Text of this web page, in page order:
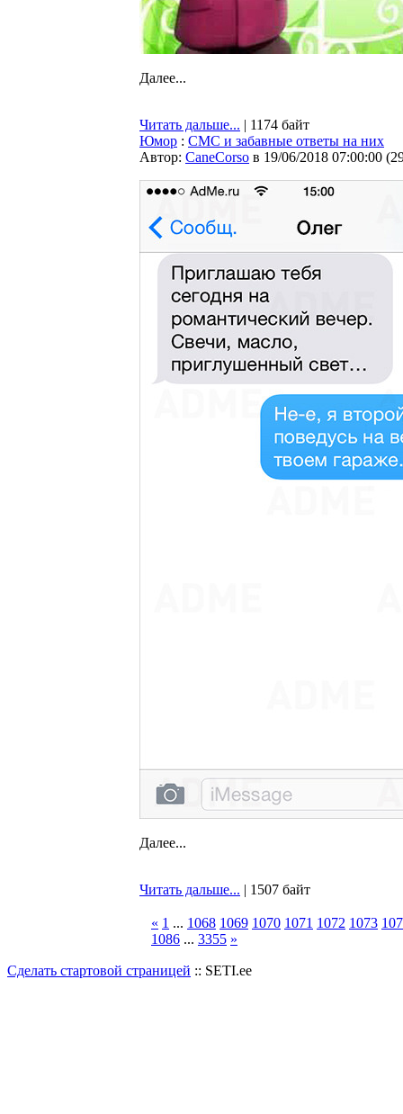
Далее...
Читать дальше... | 1174 байт
Юмор : СМС и забавные ответы на них
Автор: CaneCorso в 19/06/2018 07:00:00 (
Далее...
Читать дальше... | 1507 байт
« 1 ... 1068 1069 1070 1071 1072 1073
1086 ... 3355 »
Сделать стартовой страницей :: SETI.ee